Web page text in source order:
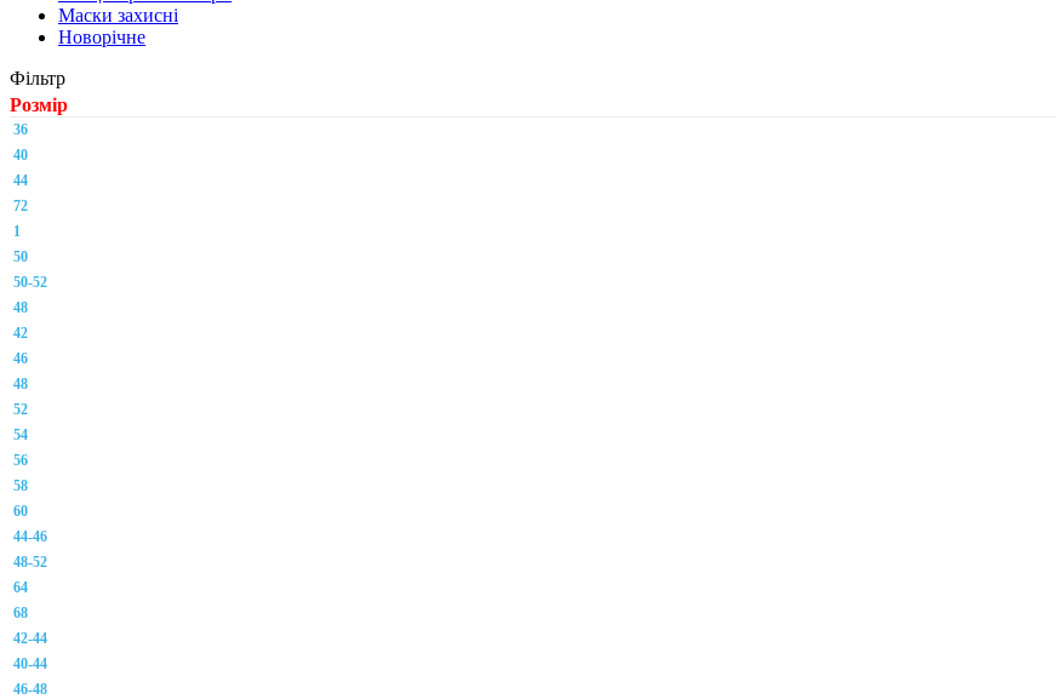
Маски захисні
Новорічне
Фільтр
Розмір
36
40
44
72
1
50
50-52
48
42
46
48
52
54
56
58
60
44-46
48-52
64
68
42-44
40-44
46-48